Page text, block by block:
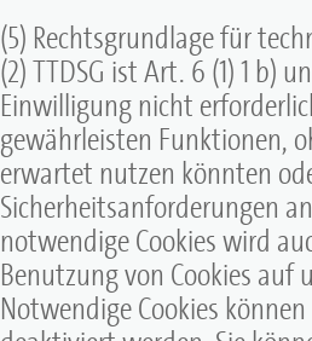
(5) Rechtsgrundlage für
(2) TTDSG ist Art. 6 (1) 1 b)
Einwilligung nicht
gewährleisten Funktionen,
erwartet nutzen könnten
Sicherheitsanforderungen
notwendige Cookies wird
Benutzung von Cookies auf
Notwendige Cookies